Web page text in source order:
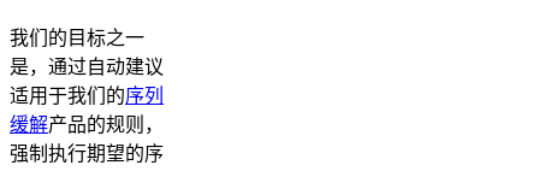
我们的目标之一
是，通过自动建议
适用于我们的序列
缓解产品的规则，
强制执行期望的序